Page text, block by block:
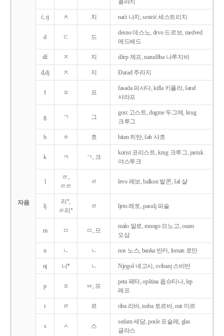
자음
콜라치
ć, tj ㅊ 치 naći 나치, sestrić 세스트리치
d ㄷ 드
desno 데스노, drvo 드르보, medved
메드베드
dž ㅈ 지 džep 제프, narudžba 나루지바
đ,dj ㅈ 지 Ðurađ 주라지
f ㅍ 프
fasada 파사다, kifla 키플라, šaraf
샤라프
g ㄱ 그
gost 고스트, dugme 두그메, krug
크루그
h ㅎ 흐 hitan 히탄, šah 샤흐
k ㅋ ㄱ, 크
korist 코리스트, krug 크루그, jastuk
야스투크
l
ㄹ,
ㄹㄹ
ㄹ levo 레보, balkon 발콘, šal 샬
lj
리*,
ㄹ리*
ㄹ ljeto 레토, pasulj 파술
m ㅁ ㅁ, 므
malo 말로, mnogo 므노고, osam
오삼
n ㄴ ㄴ nos 노스, banka 반카, loman 로만
nj 니* ㄴ Njegoš 녜고시, svibanj 스비반
p ㅍ ㅂ, 프
peta 페타, opština 옵슈티나, lep
레프
r ㄹ 르 riba 리바, torba 토르바, mir 미르
s ㅅ 스
sedam 세담, posle 포슬레, glas
글라스